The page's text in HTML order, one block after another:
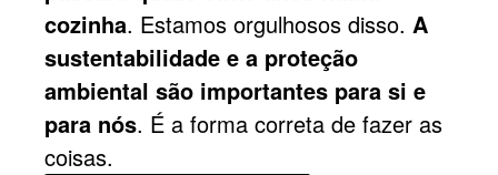
cozinha. Estamos orgulhosos disso. A
sustentabilidade e a proteção
ambiental são importantes para si e
para nós. É a forma correta de fazer as
coisas.